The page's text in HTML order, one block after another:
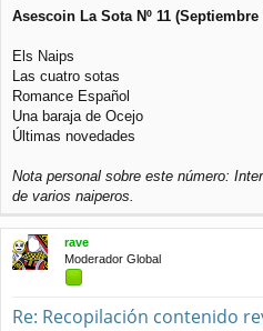
n
a
j
Asescoin La Sota Nº 11
Els Naips
Las cuatro sotas
Romance Español
Una baraja de Ocejo
Últimas novedades
Nota personal sobre este número:
de varios naiperos.
rave
Moderador Global
Re: Recopilación contenido